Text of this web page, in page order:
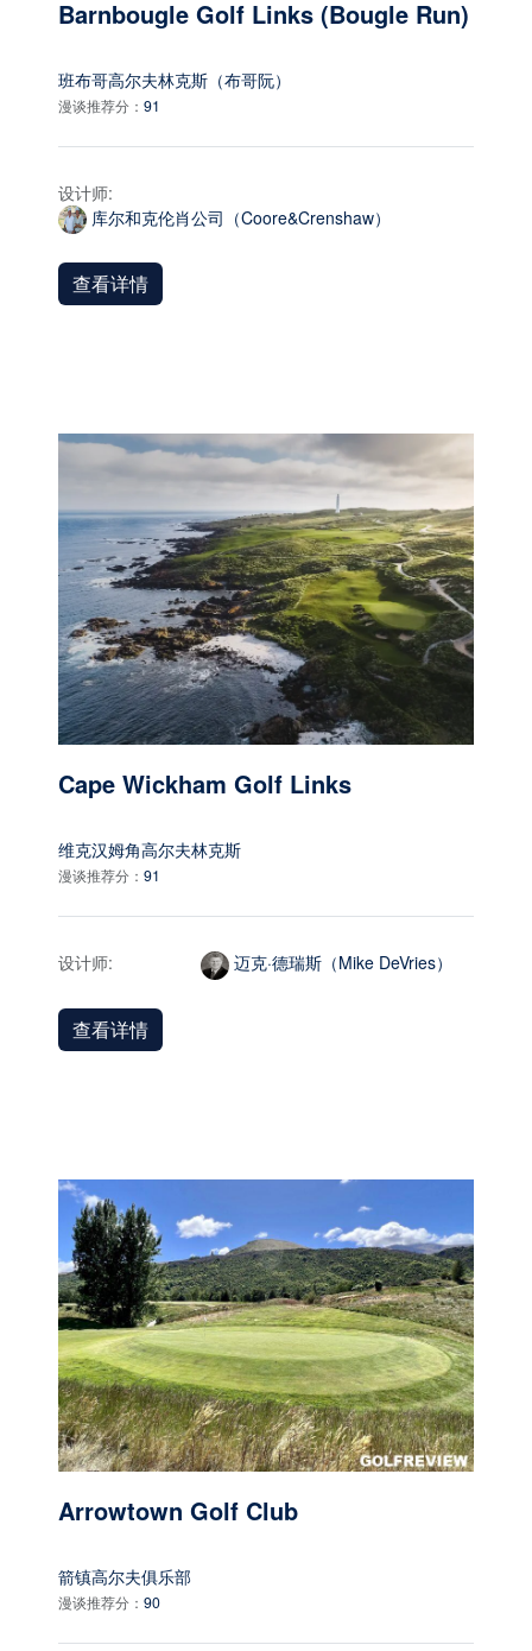
Barnbougle Golf Links (Bougle Run)
班布哥高尔夫林克斯（布哥阮）
漫谈推荐分： 91
设计师:
库尔和克伦肖公司（Coore&Crenshaw）
查看详情
Cape Wickham Golf Links
维克汉姆角高尔夫林克斯
漫谈推荐分： 91
设计师: 迈克·德瑞斯（Mike DeVries）
查看详情
Arrowtown Golf Club
箭镇高尔夫俱乐部
漫谈推荐分： 90